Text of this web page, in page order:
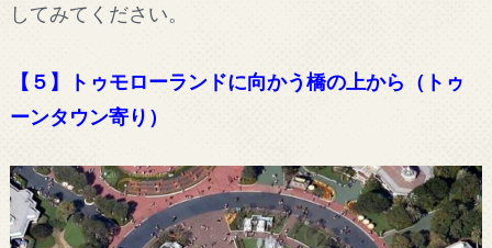
してみてください。
【５】トゥモローランドに向かう橋の上から（トゥ
ーンタウン寄り）